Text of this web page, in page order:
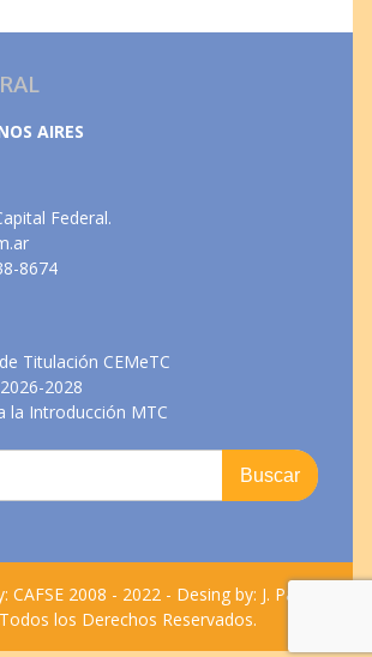
AIRES
Federal.
8674
Titulación CEMeTC
2028
la Introducción MTC
2008 - 2022 - Desing by: J. Pablo
los Derechos Reservados.